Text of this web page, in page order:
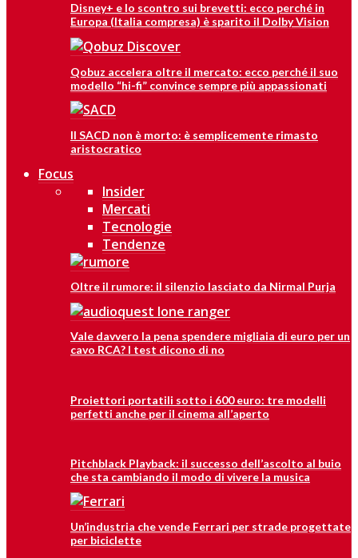
Disney+ e lo scontro sui brevetti: ecco perché in
Europa (Italia compresa) è sparito il Dolby Vision
Qobuz accelera oltre il mercato: ecco perché il suo
modello “hi-fi” convince sempre più appassionati
Il SACD non è morto: è semplicemente rimasto
aristocratico
Focus
Insider
Mercati
Tecnologie
Tendenze
Oltre il rumore: il silenzio lasciato da Nirmal Purja
Vale davvero la pena spendere migliaia di euro per un
cavo RCA? I test dicono di no
Proiettori portatili sotto i 600 euro: tre modelli
perfetti anche per il cinema all’aperto
Pitchblack Playback: il successo dell’ascolto al buio
che sta cambiando il modo di vivere la musica
Un’industria che vende Ferrari per strade progettate
per biciclette